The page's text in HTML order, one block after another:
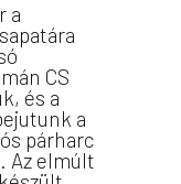
a
CS
és a
a
párharc
Az elmúlt